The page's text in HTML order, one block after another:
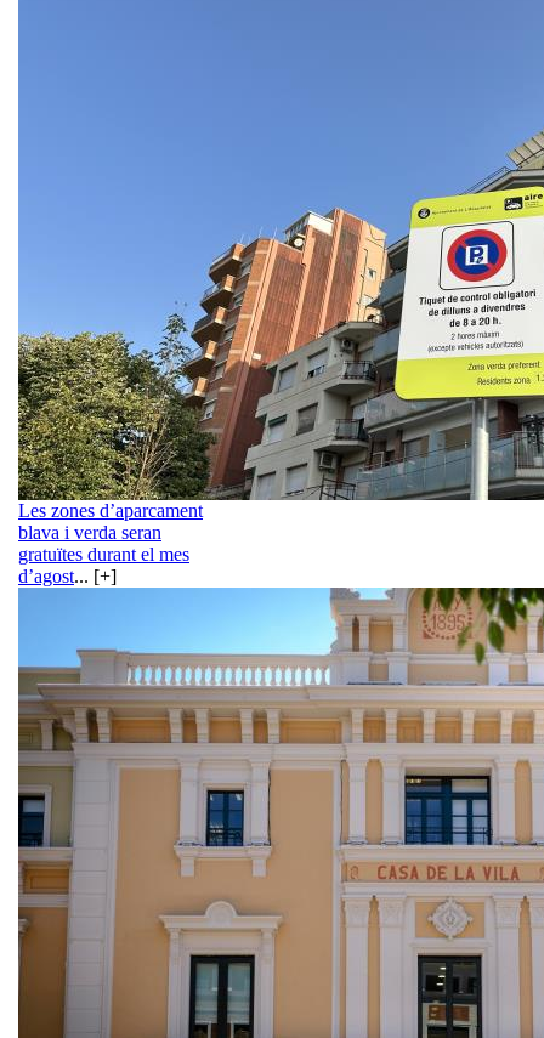
Les zones d’aparcament
blava i verda seran
gratuïtes durant el mes
d’agost... [+]